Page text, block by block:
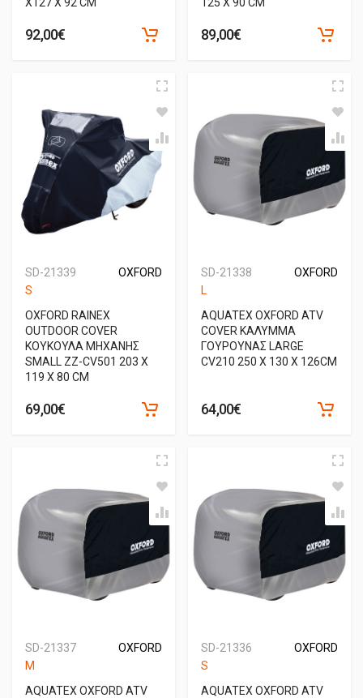
92,00€ 89,00€
SD-21339
OXFORD
S
OXFORD RAINEX
OUTDOOR COVER
ΚΟΥΚΟΥΛΑ ΜΗΧΑΝΗΣ
SMALL ΖΖ-CV501 203 X
119 X 80 CM
69,00€
SD-21338
OXFORD
L
AQUATEX OXFORD ATV
COVER ΚΑΛΥΜΜΑ
ΓΟΥΡΟΥΝΑΣ LARGE
CV210 250 X 130 X 126CM
64,00€
SD-21337
OXFORD
M
AQUATEX OXFORD ATV
SD-21336
OXFORD
S
AQUATEX OXFORD ATV